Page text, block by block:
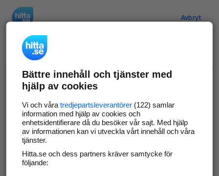
Avbryt
Verifiera ditt företag
Gör som 69 539företag
företagssida på hitta.se och syns bättre mot
kunder i ditt närområde. Helt kostnadsfritt.
Uppdatera din företagsinformation
Svara på och hantera dina omdömen
Bättre innehåll och tjänster med
hjälp av cookies
Vi och våra tredjepartsleverantörer(122) samlar
information med hjälp av cookies och
enhetsidentifierare då du besöker vår sajt. Med hjälp
av informationen kan vi utveckla vårt innehåll och våra
tjänster.
Hitta.se och dess partners kräver samtycke för
följande: